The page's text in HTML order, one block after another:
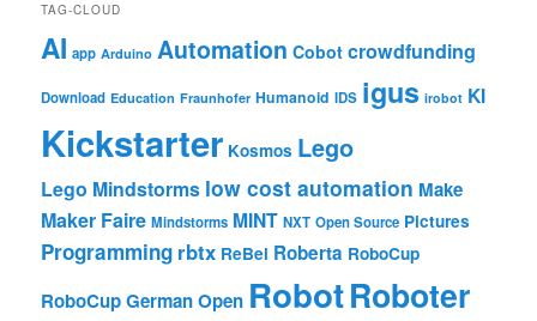
TAG-CLOUD
AI app Arduino Automation Cobot crowdfunding
Download Education Fraunhofer Humanoid IDS igus irobot KI
Kickstarter Kosmos Lego
Lego Mindstorms low cost automation Make
Maker Faire Mindstorms MINT NXT Open Source Pictures
Programming rbtx ReBel Roberta RoboCup
RoboCup German Open RobotRoboter